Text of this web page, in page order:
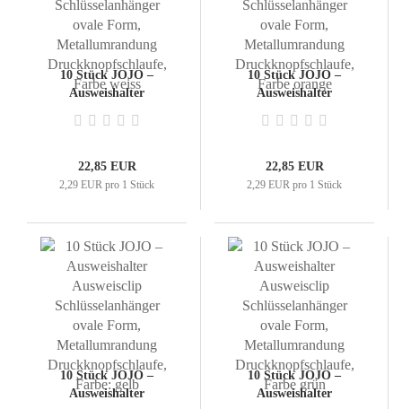
10 Stück JOJO –
Ausweishalter
Schlüsselanhänger ovale
Metallumrandung
Druckknopfschlaufe,
22,85 EUR
2,29 EUR pro 1 Stück
10 Stück JOJO –
Ausweishalter
Schlüsselanhänger ovale
Metallumrandung
Druckknopfschlaufe,
22,85 EUR
2,29 EUR pro 1 Stück
10 Stück JOJO –
Ausweishalter
10 Stück JOJO –
Ausweishalter